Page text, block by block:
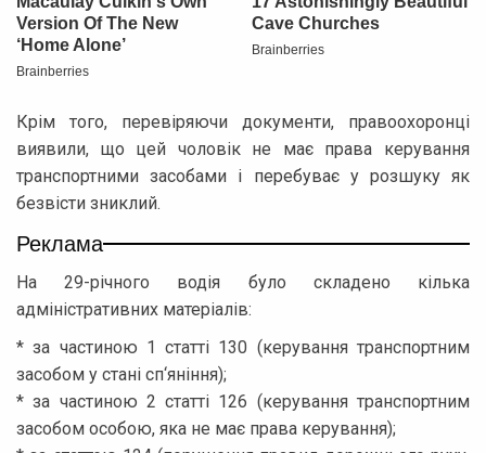
Крім того, перевіряючи документи, правоохоронці
виявили, що цей чоловік не має права керування
транспортними засобами і перебуває у розшуку як
безвісти зниклий.
Реклама
На 29-річного водія було складено кілька
адміністративних матеріалів:
* за частиною 1 статті 130 (керування транспортним
засобом у стані сп‘яніння);
* за частиною 2 статті 126 (керування транспортним
засобом особою, яка не має права керування);